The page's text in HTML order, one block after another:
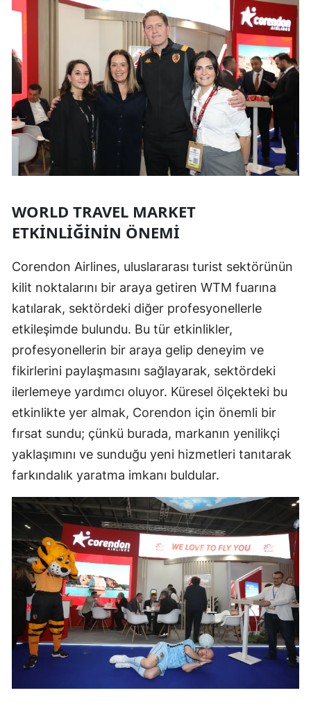
WORLD TRAVEL MARKET
ETKINLIĞININ ÖNEMI
Corendon Airlines, uluslararası turist sektörünün
kilit noktalarını bir araya getiren WTM fuarına
katılarak, sektördeki diğer profesyonellerle
etkileşimde bulundu. Bu tür etkinlikler,
profesyonellerin bir araya gelip deneyim ve
fikirlerini paylaşmasını sağlayarak, sektördeki
ilerlemeye yardımcı oluyor. Küresel ölçekteki bu
etkinlikte yer almak, Corendon için önemli bir
fırsat sundu; çünkü burada, markanın yenilikçi
yaklaşımını ve sunduğu yeni hizmetleri tanıtarak
farkındalık yaratma imkanı buldular.